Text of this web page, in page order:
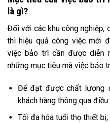
là gì?
Đối với các khu công nghiệp,
thì hiệu quả công việc mới
việc bảo trì cần được diễn
những mục tiêu mà việc bảo
Để đạt được chất lượng
khách hàng thông qua
Tối đa hóa tuổi thọ thiết bị;